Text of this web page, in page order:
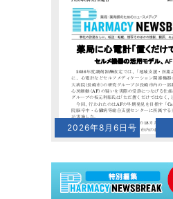
2026年8月6日号